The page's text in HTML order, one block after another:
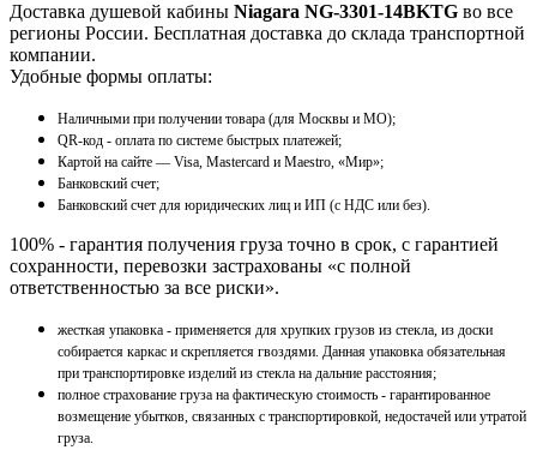
Доставка душевой кабины Niagara NG-3301-14BKTG во все
регионы России. Бесплатная доставка до склада транспортной
компании.
Удобные формы оплаты:
Наличными при получении товара (для Москвы и МО);
QR-код - оплата по системе быстрых платежей;
Картой на сайте — Visa, Mastercard и Maestro, «Мир»;
Банковский счет;
Банковский счет для юридических лиц и ИП (с НДС или без).
100% - гарантия получения груза точно в срок, с гарантией
сохранности, перевозки застрахованы «с полной
ответственностью за все риски».
жесткая упаковка - применяется для хрупких грузов из стекла, из доски
собирается каркас и скрепляется гвоздями. Данная упаковка обязательная
при транспортировке изделий из стекла на дальние расстояния;
полное страхование груза на фактическую стоимость - гарантированное
возмещение убытков, связанных с транспортировкой, недостачей или утратой
груза.